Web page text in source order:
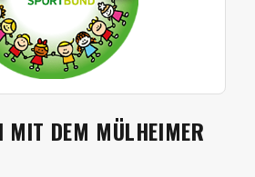
MIT DEM MÜLHEIMER